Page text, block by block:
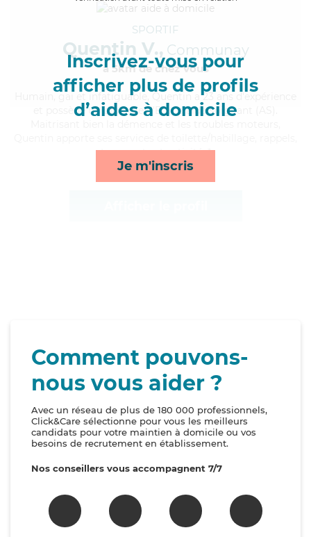
Inscrivez-vous pour
afficher plus de profils
d’aides à domicile
Je m'inscris
SPORTIF
Quentin V., Communay
à 5km de chez Vous
, gai et infatiguable, Quentin a 23 ans d'expérience
et possède un diplôme d'Etat d'aide-soignant (AS).
transports et activités*
Comment pouvons-
nous vous aider ?
Avec un réseau de plus de 180 000 professionnels,
Click&Care sélectionne pour vous les meilleurs
candidats pour votre maintien à domicile ou vos
besoins de recrutement en établissement.
Nos conseillers vous accompagnent 7/7